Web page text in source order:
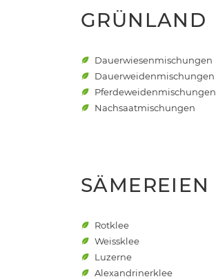
GRÜNLAND
Dauerwiesenmischungen
Dauerweidenmischungen
Pferdeweidenmischungen
Nachsaatmischungen
SÄMEREIEN
Rotklee
Weissklee
Luzerne
Alexandrinerklee